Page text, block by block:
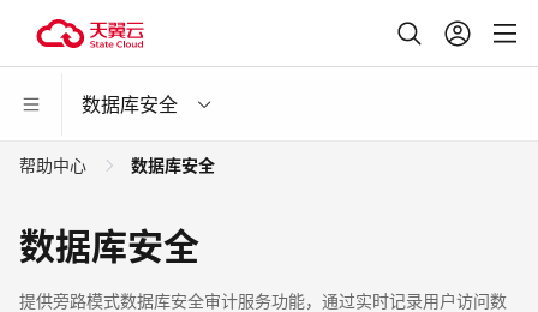
数据库安全
帮助中心 数据库安全
数据库安全
提供旁路模式数据库安全审计服务功能，通过实时记录用户访问数